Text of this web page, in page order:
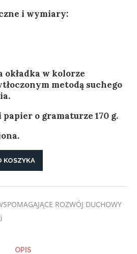
i wymiary:
w kolorze
metodą suchego
papier o gramaturze 170 g.
KOSZYKA
ROZWÓJ DUCHOWY
OPIS